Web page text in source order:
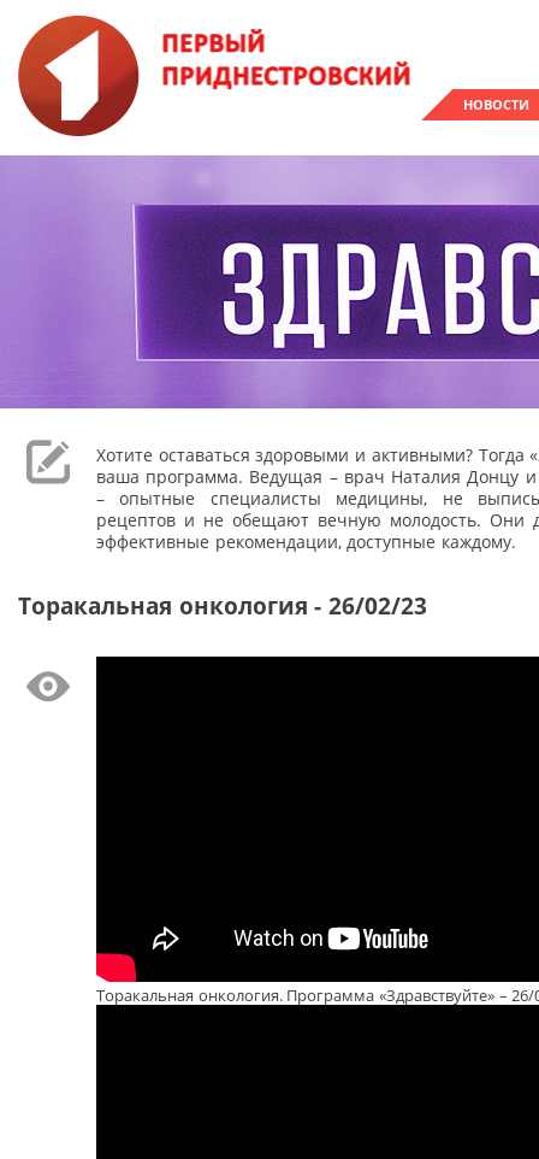
НОВОСТИ
Хотите оставаться здоровыми и активными? Тогда
ваша программа. Ведущая – врач Наталия Донцу и
– опытные специалисты медицины, не
рецептов и не обещают вечную молодость. Они
эффективные рекомендации, доступные каждому.
Торакальная онкология - 26/02/23
Торакальная онкология. Программа «Здравствуйте» – 26/